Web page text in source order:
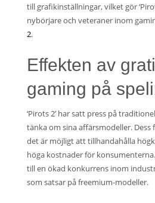
till grafikinställningar, vilket gör
nybörjare och veteraner inom
2.
Effekten av
gaming på
‘Pirots 2’ har satt press på
tänka om sina affärsmodeller.
det är möjligt att tillhandahålla
höga kostnader för
till en ökad konkurrens inom
som satsar på freemium-modeller.